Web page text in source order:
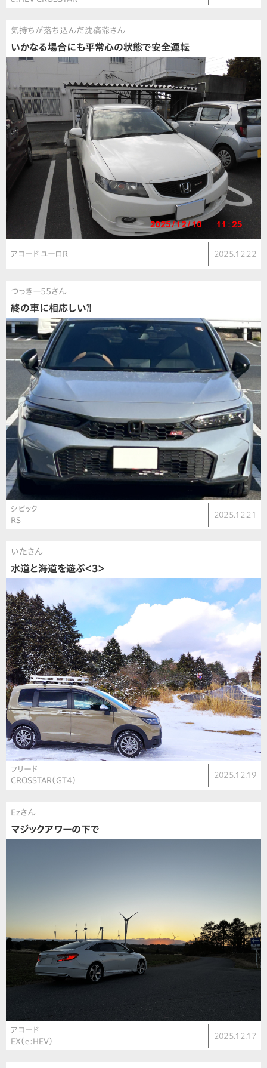
気持ちが落ち込んだ沈痛爺さん
いかなる場合にも平常心の状態で安全運転
アコード ユーロR 2025.12.22
つっきー55さん
終の車に相応しい⁈
シビック
RS
2025.12.21
いたさん
水道と海道を遊ぶ＜3＞
フリード
CROSSTAR（GT4）
2025.12.19
Ezさん
マジックアワーの下で
アコード
EX（e:HEV）
2025.12.17